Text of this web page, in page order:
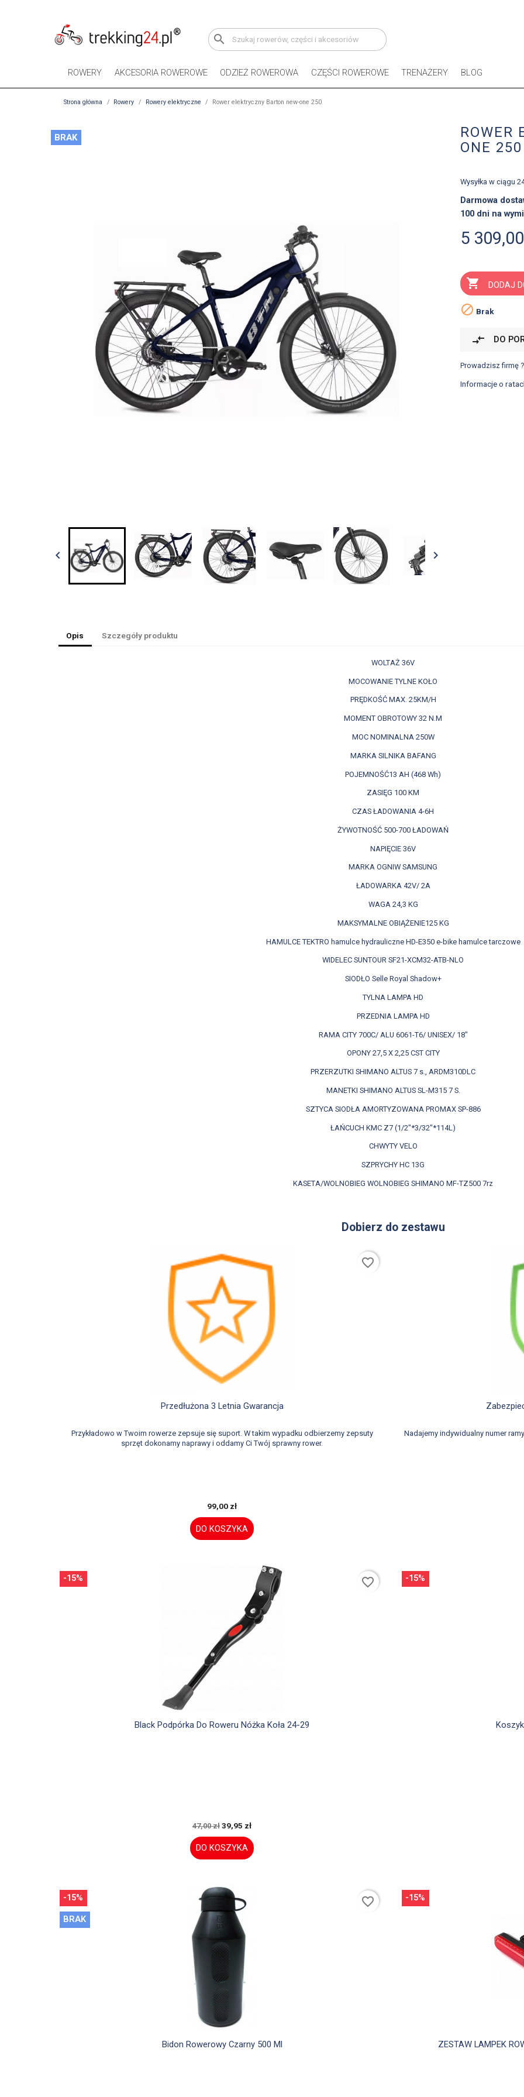
search
ROWERY AKCESORIA ROWEROWE ODZIEŻ ROWEROWA CZĘŚCI ROWEROWE TRENAŻERY BLOG
Strona główna Rowery Rowery elektryczne Rower elektryczny Barton new-one 250
BRAK
 
ROWER
ONE 250
Wysyłka w ciągu
Darmowa
100 dni na
5
 DODAJ
 Brak
compare_arrows DO
Prowadzisz firmę
Informacje o
Opis Szczegóły produktu
WOLTAŻ 36V
MOCOWANIE TYLNE KOŁO
PRĘDKOŚĆ MAX. 25KM/H
MOMENT OBROTOWY 32 N.M
MOC NOMINALNA 250W
MARKA SILNIKA BAFANG
POJEMNOŚĆ13 AH (468 Wh)
ZASIĘG 100 KM
CZAS ŁADOWANIA 4-6H
ŻYWOTNOŚĆ 500-700 ŁADOWAŃ
NAPIĘCIE 36V
MARKA OGNIW SAMSUNG
ŁADOWARKA 42V/ 2A
WAGA 24,3 KG
MAKSYMALNE OBIĄŻENIE125 KG
HAMULCE TEKTRO hamulce hydrauliczne HD-E350 e-bike hamulce tarczowe
WIDELEC SUNTOUR SF21-XCM32-ATB-NLO
SIODŁO Selle Royal Shadow+
TYLNA LAMPA HD
PRZEDNIA LAMPA HD
RAMA CITY 700C/ ALU 6061-T6/ UNISEX/ 18"
OPONY 27,5 X 2,25 CST CITY
PRZERZUTKI SHIMANO ALTUS 7 s., ARDM310DLC
MANETKI SHIMANO ALTUS SL-M315 7 S.
SZTYCA SIODŁA AMORTYZOWANA PROMAX SP-886
ŁAŃCUCH KMC Z7 (1/2"*3/32"*114L)
CHWYTY VELO
SZPRYCHY HC 13G
KASETA/WOLNOBIEG WOLNOBIEG SHIMANO MF-TZ500 7rz
Dobierz do zestawu
Szybki podgląd
Przedłużona 3 Letnia Gwarancja
Przykładowo w Twoim rowerze zepsuje się suport. W takim wypadku odbierzemy zepsuty
sprzęt dokonamy naprawy i oddamy Ci Twój sprawny rower.
99,00 zł
DO KOSZYKA
favorite_border
Nadajemy indywidualny numer
Szybki podgląd
Black Podpórka Do Roweru Nóżka Koła 24-29
47,00 zł 39,95 zł
DO KOSZYKA
-15% favorite_border -15%
Szybki podgląd
Bidon Rowerowy Czarny 500 Ml
-15%
BRAK
favorite_border
ZESTAW LAMPEK
-15%